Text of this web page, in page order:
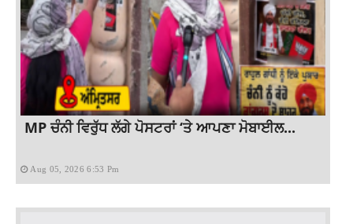
MP ਚੰਨੀ ਵਿਰੁੱਧ ਲੱਗੇ ਪੋਸਟਰਾਂ ‘ਤੇ ਆਪਣਾ ਮੋਬਾਈਲ...
Aug 05, 2026 6:53 Pm